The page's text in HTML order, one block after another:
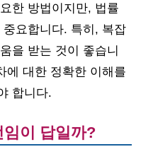
한 방법이지만, 법률
요합니다. 특히, 복잡
을 받는 것이 좋습니
에 대한 정확한 이해를
합니다.
임이 답일까?